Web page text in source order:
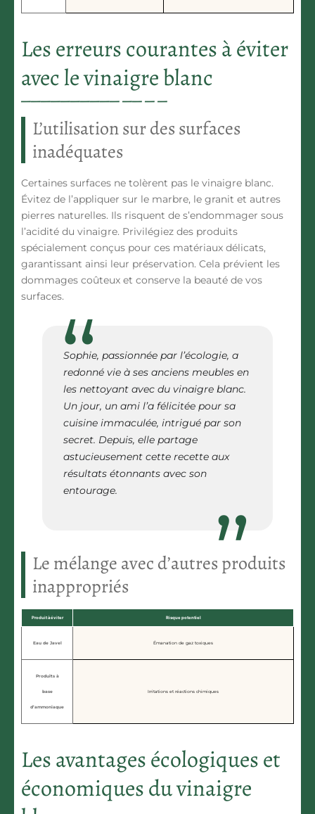
Les erreurs courantes à éviter
avec le vinaigre blanc
L’utilisation sur des surfaces
inadéquates
Certaines surfaces ne tolèrent pas le vinaigre blanc.
Évitez de l’appliquer sur le marbre, le granit et autres
pierres naturelles. Ils risquent de s’endommager sous
l’acidité du vinaigre. Privilégiez des produits
spécialement conçus pour ces matériaux délicats,
garantissant ainsi leur préservation. Cela prévient les
dommages coûteux et conserve la beauté de vos
surfaces.
Sophie, passionnée par l’écologie, a
redonné vie à ses anciens meubles en
les nettoyant avec du vinaigre blanc.
Un jour, un ami l’a félicitée pour sa
cuisine immaculée, intrigué par son
secret. Depuis, elle partage
astucieusement cette recette aux
résultats étonnants avec son
entourage.
Le mélange avec d’autres produits
inappropriés
Produit à éviter Risque potentiel
Eau de Javel Émanation de gaz toxiques
Produits à
base
d’ammoniaque
Irritations et réactions chimiques
Les avantages écologiques et
économiques du vinaigre